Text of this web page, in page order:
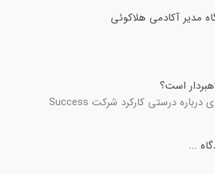
مدیر آکادمی هلاکوئی
است؟
اخیرا کاربران زیادی درباره درستی کارکرد شرکت Success
...